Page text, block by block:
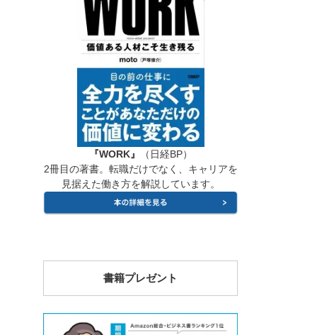
『WORK』
（日経BP）
2冊目の著書。転職だけでなく、キャリアを
見据えた働き方を解説しています。
書籍プレゼント